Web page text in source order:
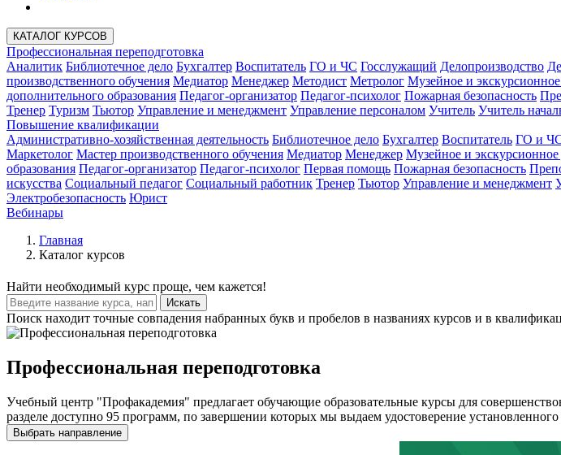
КАТАЛОГ КУРСОВ
Профессиональная переподготовка
Аналитик Библиотечное дело Бухгалтер Воспитатель ГО и ЧС Госслужащий Делопроизводство
производственного обучения Медиатор Менеджер Методист Метролог Музейное и
дополнительного образования Педагог-организатор Педагог-психолог Пожарная безопасность
Тренер Туризм Тьютор Управление и менеджмент Управление персоналом Учитель Учитель
Повышение квалификации
Административно-хозяйственная деятельность Библиотечное дело Бухгалтер Воспитатель ГО и
Маркетолог Мастер производственного обучения Медиатор Менеджер Музейное и экскурсионное
образования Педагог-организатор Педагог-психолог Первая помощь Пожарная безопасность
искусства Социальный педагог Социальный работник Тренер Тьютор Управление и менеджмент
Электробезопасность Юрист
Вебинары
Главная
Каталог курсов
Найти необходимый курс проще, чем кажется!
Искать
Поиск находит точные совпадения набранных букв и пробелов в названиях курсов и в
Профессиональная переподготовка
Учебный центр "Профакадемия" предлагает обучающие образовательные курсы для
разделе доступно 95 программ, по завершении которых мы выдаем удостоверение установленного
Выбрать направление